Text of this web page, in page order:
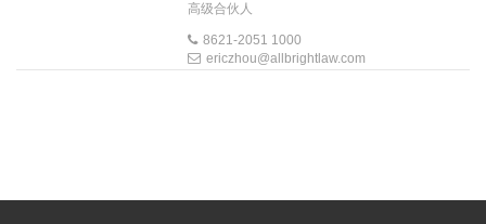
高级合伙人
8621-2051 1000
ericzhou@allbrightlaw.com